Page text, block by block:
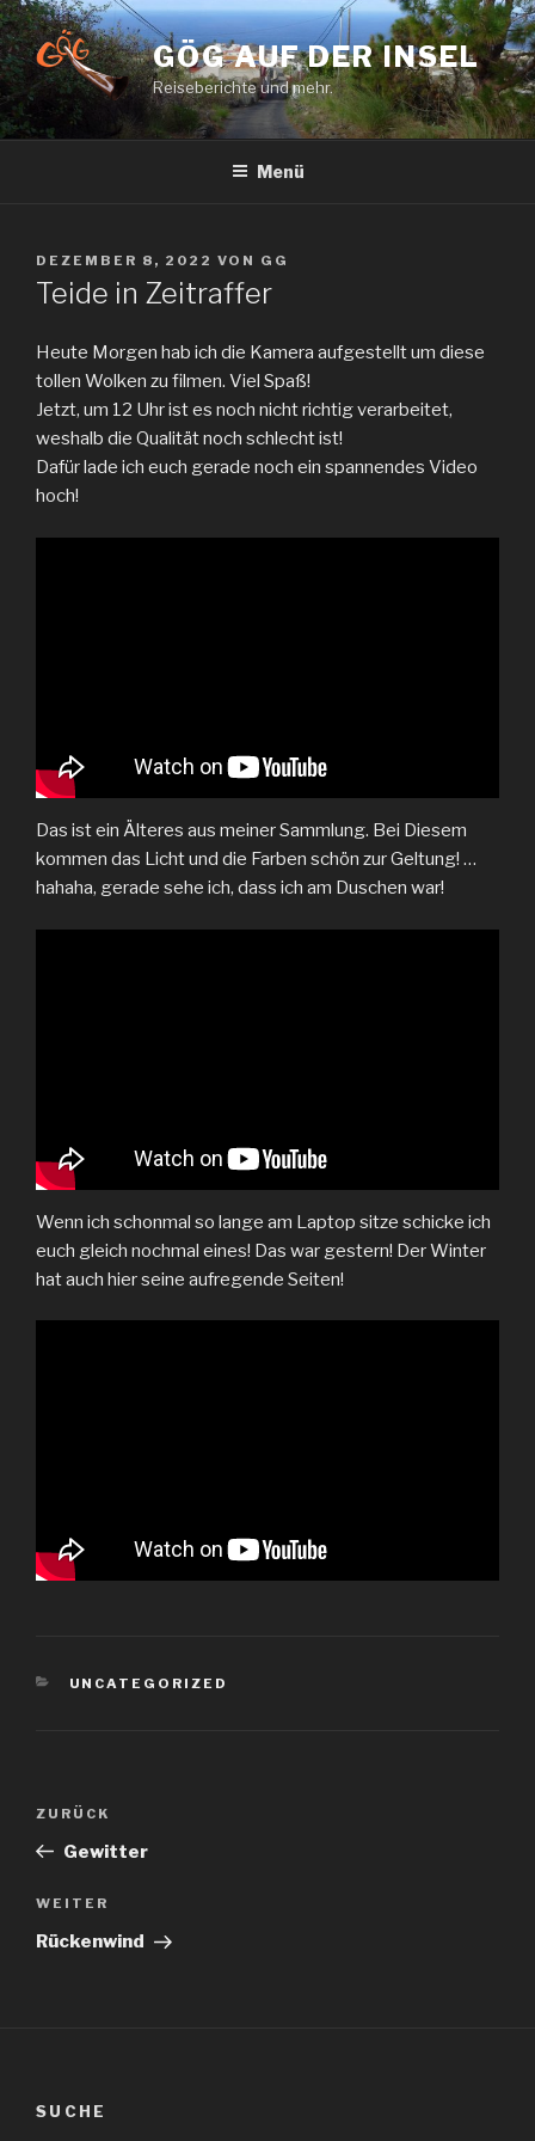
Zum
Inhalt
springen
GÖG AUF DER INSEL
Reiseberichte und mehr.
Menü
VERÖFFENTLICHT
AM
DEZEMBER 8, 2022 VON GG
Teide in Zeitraffer
Heute Morgen hab ich die Kamera aufgestellt um diese
tollen Wolken zu filmen. Viel Spaß!
Jetzt, um 12 Uhr ist es noch nicht richtig verarbeitet,
weshalb die Qualität noch schlecht ist!
Dafür lade ich euch gerade noch ein spannendes Video
hoch!
Das ist ein Älteres aus meiner Sammlung. Bei Diesem
kommen das Licht und die Farben schön zur Geltung! …
hahaha, gerade sehe ich, dass ich am Duschen war!
Wenn ich schonmal so lange am Laptop sitze schicke ich
euch gleich nochmal eines! Das war gestern! Der Winter
hat auch hier seine aufregende Seiten!
KATEGORIEN
UNCATEGORIZED
Beitragsnavigation
Vorheriger
Beitrag
ZURÜCK
Gewitter
Nächster
Beitrag
WEITER
Rückenwind
SUCHE